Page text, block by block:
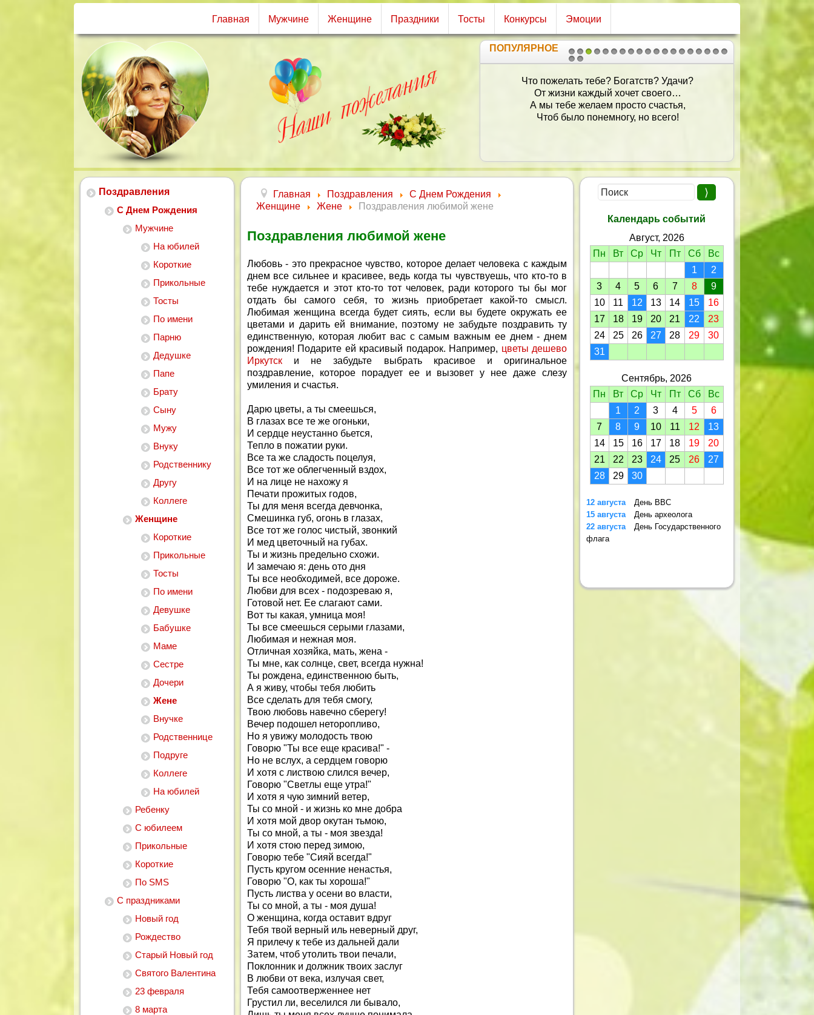
Главная Мужчине Женщине Праздники Тосты Конкурсы Эмоции
1 2
2021
ПОПУЛЯРНОЕ
С днём рожденья тебя поздравляю!
Здоровья, радости желаю.
И чтоб жила ты много лет
Без слёз, без горести, без бед!
Поздравления
С Днем Рождения
Мужчине
На юбилей
Короткие
Прикольные
Тосты
По имени
Парню
Дедушке
Папе
Брату
Сыну
Мужу
Внуку
Родственнику
Другу
Коллеге
Женщине
Короткие
Прикольные
Тосты
По имени
Девушке
Бабушке
Маме
Сестре
Дочери
Жене
Внучке
Родственнице
Подруге
Коллеге
На юбилей
Ребенку
С юбилеем
Прикольные
Короткие
По SMS
С праздниками
Новый год
Рождество
Старый Новый год
Святого Валентина
23 февраля
8 марта
Главная Поздравления
С Днем Рождения
Женщине
Жене Поздравления любимой жене
Поздравления любимой жене
Любовь - это прекрасное чувство, которое делает человека с каждым
днем все сильнее и красивее, ведь когда ты чувствуешь, что кто-то в
тебе нуждается и этот кто-то тот человек, ради которого ты бы мог
отдать бы самого себя, то жизнь приобретает какой-то смысл.
Любимая женщина всегда будет сиять, если вы будете окружать ее
цветами и дарить ей внимание, поэтому не забудьте поздравить ту
единственную, которая любит вас с самым важным ее днем - днем
рождения! Подарите ей красивый подарок. Например, цветы дешево
Иркутск и не забудьте выбрать красивое и оригинальное
поздравление, которое порадует ее и вызовет у нее даже слезу
умиления и счастья.
Дарю цветы, а ты смеешься,
В глазах все те же огоньки,
И сердце неустанно бьется,
Тепло в пожатии руки.
Все та же сладость поцелуя,
Все тот же облегченный вздох,
И на лице не нахожу я
Печати прожитых годов,
Ты для меня всегда девчонка,
Смешинка губ, огонь в глазах,
Все тот же голос чистый, звонкий
И мед цветочный на губах.
Ты и жизнь предельно схожи.
И замечаю я: день ото дня
Ты все необходимей, все дороже.
Любви для всех - подозреваю я,
Готовой нет. Ее слагают сами.
Вот ты какая, умница моя!
Ты все смеешься серыми глазами,
Любимая и нежная моя.
Отличная хозяйка, мать, жена -
Ты мне, как солнце, свет, всегда нужна!
Ты рождена, единственною быть,
А я живу, чтобы тебя любить
Все сделать для тебя смогу,
Твою любовь навечно сберегу!
Вечер подошел неторопливо,
Но я увижу молодость твою
Говорю "Ты все еще красива!" -
Но не вслух, а сердцем говорю
И хотя с листвою слился вечер,
Говорю "Светлы еще утра!"
И хотя я чую зимний ветер,
Ты со мной - и жизнь ко мне добра
И хотя мой двор окутан тьмою,
Ты со мной, а ты - моя звезда!
И хотя стою перед зимою,
Говорю тебе "Сияй всегда!"
Пусть кругом осенние ненастья,
Говорю "О, как ты хороша!"
Пусть листва у осени во власти,
Ты со мной, а ты - моя душа!
О женщина, когда оставит вдруг
Тебя твой верный иль неверный друг,
Я прилечу к тебе из дальней дали
Затем, чтоб утолить твои печали,
Поклонник и должник твоих заслуг
В любви от века, излучая свет,
Тебя самоотверженнее нет
Грустил ли, веселился ли бывало,
Календарь событий
Август, 2026
Пн
Вт Ср Чт Пт Сб
Вс
1
2
3
4 5 6 7 8
9
10
11 12 13 14 15
16
17
18 19 20 21 22
23
24
25 26 27 28 29
30
31
Сентябрь, 2026
Пн
Вт Ср Чт Пт Сб
Вс
1
2 3 4 5
6
7
8 9 10 11 12
13
14
15 16 17 18 19
20
21
22 23 24 25 26
27
28
29 30
12 августа
День ВВС
15 августа
День археолога
22 августа
День Государственного
флага